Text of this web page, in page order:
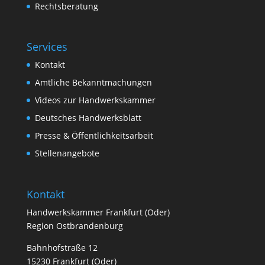
Rechtsberatung
Services
Kontakt
Amtliche Bekanntmachungen
Videos zur Handwerkskammer
Deutsches Handwerksblatt
Presse & Öffentlichkeitsarbeit
Stellenangebote
Kontakt
Handwerkskammer Frankfurt (Oder)
Region Ostbrandenburg
Bahnhofstraße 12
15230 Frankfurt (Oder)